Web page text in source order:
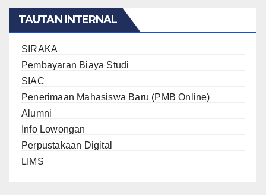
TAUTAN INTERNAL
SIRAKA
Pembayaran Biaya Studi
SIAC
Penerimaan Mahasiswa Baru (PMB Online)
Alumni
Info Lowongan
Perpustakaan Digital
LIMS